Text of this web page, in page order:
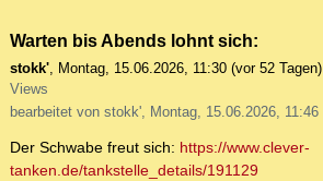
Warten bis Abends lohnt sich:
stokk', Montag, 15.06.2026, 11:30 (vor 52 Tagen)
Views
bearbeitet von stokk', Montag, 15.06.2026, 11:46
Der Schwabe freut sich: https://www.clever-
tanken.de/tankstelle_details/191129